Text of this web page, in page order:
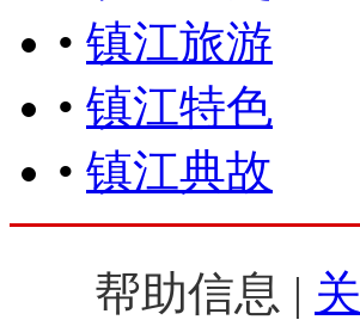
• 镇江旅游
• 镇江特色
• 镇江典故
帮助信息 |